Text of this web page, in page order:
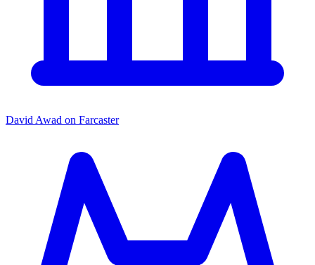
David Awad on Farcaster